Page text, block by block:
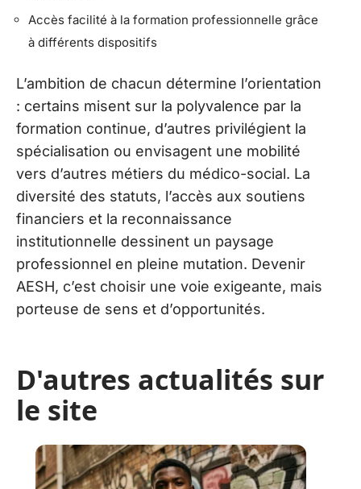
Accès facilité à la formation professionnelle grâce
à différents dispositifs
L’ambition de chacun détermine l’orientation
: certains misent sur la polyvalence par la
formation continue, d’autres privilégient la
spécialisation ou envisagent une mobilité
vers d’autres métiers du médico-social. La
diversité des statuts, l’accès aux soutiens
financiers et la reconnaissance
institutionnelle dessinent un paysage
professionnel en pleine mutation. Devenir
AESH, c’est choisir une voie exigeante, mais
porteuse de sens et d’opportunités.
D'autres actualités sur
le site